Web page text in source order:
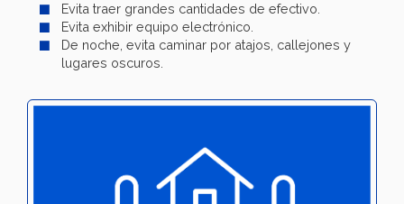
Evita traer grandes cantidades de efectivo.
Evita exhibir equipo electrónico.
De noche, evita caminar por atajos, callejones y
lugares oscuros.